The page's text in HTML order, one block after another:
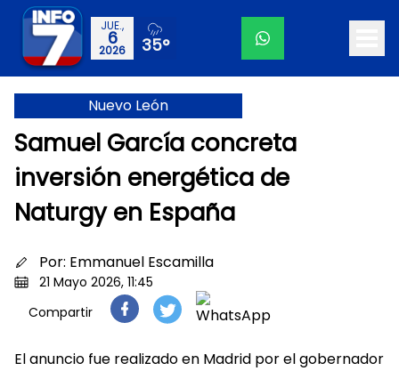
JUE.,
6
2026 35°
Nuevo León
Samuel García concreta
inversión energética de
Naturgy en España
Por: Emmanuel Escamilla
21 Mayo 2026, 11:45
Compartir
El anuncio fue realizado en Madrid por el gobernador